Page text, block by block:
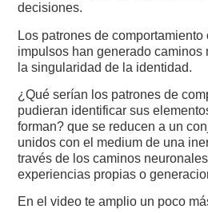
decisiones.
Los patrones de
impulsos han generado caminos
la singularidad de la identidad.
¿Qué serían los patrones de
pudieran identificar sus
forman? que se reducen a un
unidos con el medium de una
través de los caminos
experiencias propias o
En el video te amplio un poco